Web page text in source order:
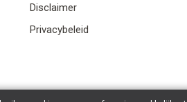
Disclaimer
Privacybeleid